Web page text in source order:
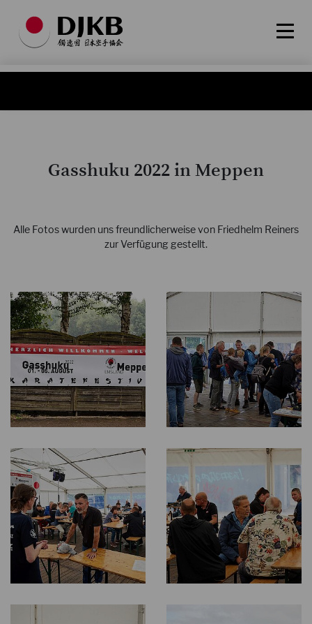
Gasshuku 2022 in Meppen
Alle Fotos wurden uns freundlicherweise von Friedhelm Reiners
zur Verfügung gestellt.